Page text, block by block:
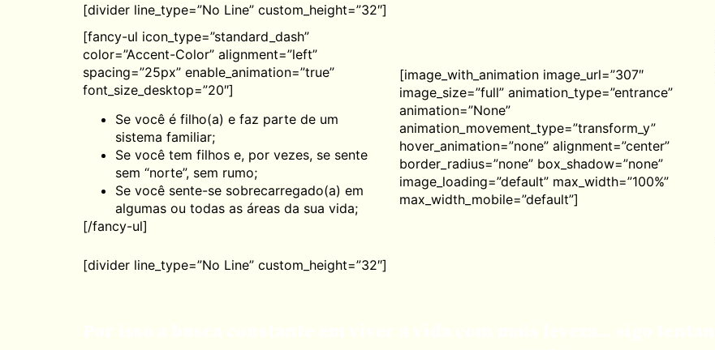
[divider line_type=”No Line” custom_height=”32″]
[fancy-ul icon_type=”standard_dash”
color=”Accent-Color” alignment=”left”
spacing=”25px” enable_animation=”true”
font_size_desktop=”20″]
Se você é filho(a) e faz parte de um
sistema familiar;
Se você tem filhos e, por vezes, se sente
sem “norte”, sem rumo;
Se você sente-se sobrecarregado(a) em
algumas ou todas as áreas da sua vida;
[/fancy-ul]
[image_with_animation image_url=”307″
image_size=”full” animation_type=”entrance”
animation=”None”
animation_movement_type=”transform_y”
hover_animation=”none” alignment=”center”
border_radius=”none” box_shadow=”none”
image_loading=”default” max_width=”100%”
max_width_mobile=”default”]
[divider line_type=”No Line” custom_height=”32″]